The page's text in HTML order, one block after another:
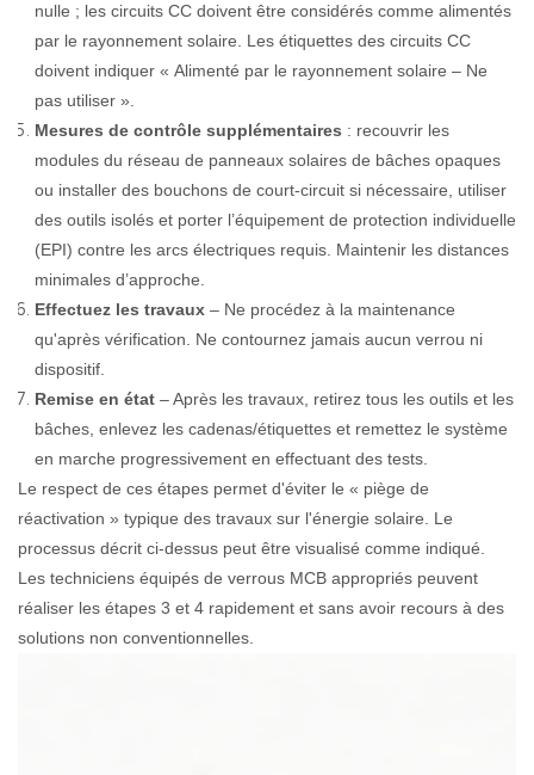
nulle ; les circuits CC doivent être considérés comme alimentés
par le rayonnement solaire. Les étiquettes des circuits CC
doivent indiquer « Alimenté par le rayonnement solaire – Ne
pas utiliser ».
Mesures de contrôle supplémentaires : recouvrir les
modules du réseau de panneaux solaires de bâches opaques
ou installer des bouchons de court-circuit si nécessaire, utiliser
des outils isolés et porter l’équipement de protection individuelle
(EPI) contre les arcs électriques requis. Maintenir les distances
minimales d’approche.
Effectuez les travaux – Ne procédez à la maintenance
qu'après vérification. Ne contournez jamais aucun verrou ni
dispositif.
Remise en état – Après les travaux, retirez tous les outils et les
bâches, enlevez les cadenas/étiquettes et remettez le système
en marche progressivement en effectuant des tests.
Le respect de ces étapes permet d'éviter le « piège de
réactivation » typique des travaux sur l'énergie solaire. Le
processus décrit ci-dessus peut être visualisé comme indiqué.
Les techniciens équipés de verrous MCB appropriés peuvent
réaliser les étapes 3 et 4 rapidement et sans avoir recours à des
solutions non conventionnelles.